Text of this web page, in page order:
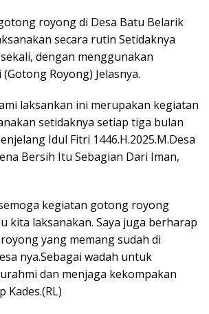
royong di Desa Batu Belarik
secara rutin Setidaknya
dengan menggunakan
Royong) Jelasnya.
laksankan ini merupakan kegiatan
setidaknya setiap tiga bulan
Idul Fitri 1446.H.2025.M.Desa
Bersih Itu Sebagian Dari Iman,
kegiatan gotong royong
kita laksanakan. Saya juga berharap
yang memang sudah di
nya.Sebagai wadah untuk
dan menjaga kekompakan
Kades.(RL)